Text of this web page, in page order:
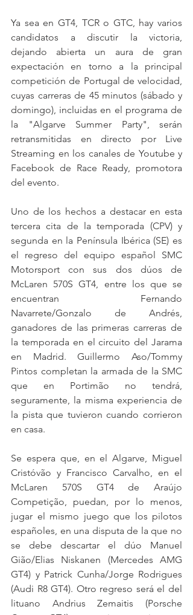
Ya sea en GT4, TCR o GTC, hay varios
candidatos a discutir la victoria,
dejando abierta un aura de gran
expectación en torno a la principal
competición de Portugal de velocidad,
cuyas carreras de 45 minutos (sábado y
domingo), incluidas en el programa de
la "Algarve Summer Party", serán
retransmitidas en directo por Live
Streaming en los canales de Youtube y
Facebook de Race Ready, promotora
del evento.
Uno de los hechos a destacar en esta
tercera cita de la temporada (CPV) y
segunda en la Península Ibérica (SE) es
el regreso del equipo español SMC
Motorsport con sus dos dúos de
McLaren 570S GT4, entre los que se
encuentran Fernando
Navarrete/Gonzalo de Andrés,
ganadores de las primeras carreras de
la temporada en el circuito del Jarama
en Madrid. Guillermo Aso/Tommy
Pintos completan la armada de la SMC
que en Portimão no tendrá,
seguramente, la misma experiencia de
la pista que tuvieron cuando corrieron
en casa.
Se espera que, en el Algarve, Miguel
Cristóvão y Francisco Carvalho, en el
McLaren 570S GT4 de Araújo
Competição, puedan, por lo menos,
jugar el mismo juego que los pilotos
españoles, en una disputa de la que no
se debe descartar el dúo Manuel
Gião/Elias Niskanen (Mercedes AMG
GT4) y Patrick Cunha/Jorge Rodrigues
(Audi R8 GT4). Otro regreso será el del
lituano Andrius Zemaitis (Porsche